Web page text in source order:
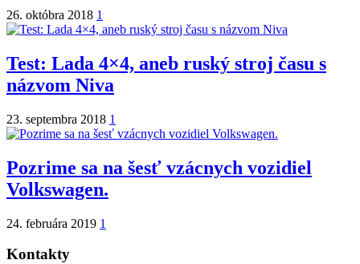
26. októbra 2018 1
Test: Lada 4×4, aneb ruský stroj času s
názvom Niva
23. septembra 2018 1
Pozrime sa na šesť vzácnych vozidiel
Volkswagen.
24. februára 2019 1
Kontakty